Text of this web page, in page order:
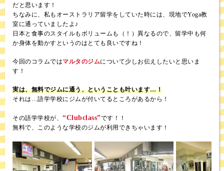
だと思います！
ちなみに、私もオーストラリア留学をしていた時には、現地でYoga教
室に通っていましたよ♪
日本と食事のスタイルもボリュームも（！）異なるので、留学中も何
か身体を動かすというのはとても良いですね！
今回のコラムではマルタのジムについて少しお伝えしたいと思いま
す！
実は、無料でジムに通う、ということも叶います…！
それは…語学学校にジムが付いてるところがあるから！
その語学学校が、 “Clubclass”です！！
無料で、このような学校のジムが利用できちゃいます！